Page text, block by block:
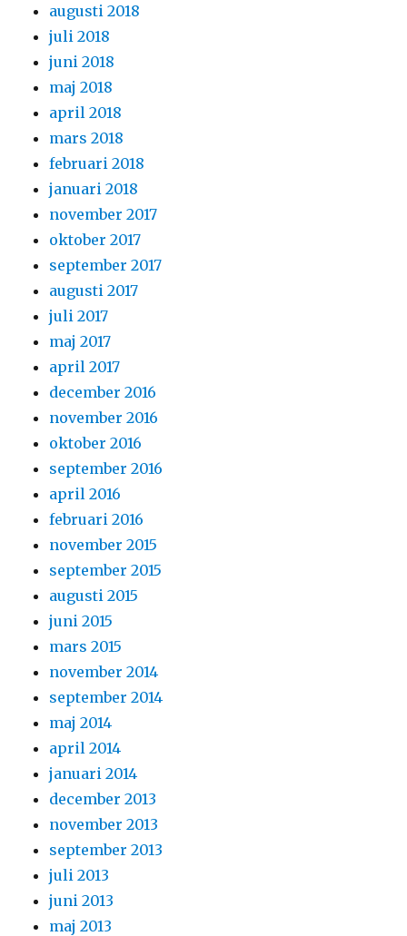
augusti 2018
juli 2018
juni 2018
maj 2018
april 2018
mars 2018
februari 2018
januari 2018
november 2017
oktober 2017
september 2017
augusti 2017
juli 2017
maj 2017
april 2017
december 2016
november 2016
oktober 2016
september 2016
april 2016
februari 2016
november 2015
september 2015
augusti 2015
juni 2015
mars 2015
november 2014
september 2014
maj 2014
april 2014
januari 2014
december 2013
november 2013
september 2013
juli 2013
juni 2013
maj 2013